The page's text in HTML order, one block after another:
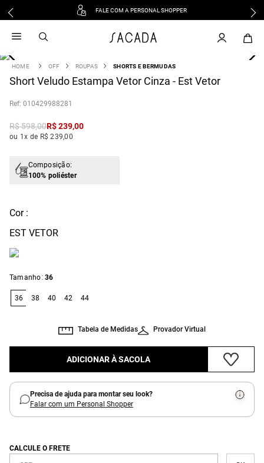
FALE COM A PERSONAL SHOPPER
OFF ROUPAS SHORTS E BERMUDAS
Short Veludo Estampa Vetor Cinza - Est Vetor
: 010429988281
R$598,00R$239,00
ou 1x de R$ 239,00
Composição:
100% poliéster
Cor :
EST VETOR
Tamanho: 36
36 38 40 42 44
Provador Virtual
Tabela de Medidas
ADICIONAR À SACOLA
Precisa de ajuda para montar seu look?
Falar com um Personal Shopper
CALCULE O FRETE
vestido
3 º blusa
º tricot
º macacão
jeans
vestido curto